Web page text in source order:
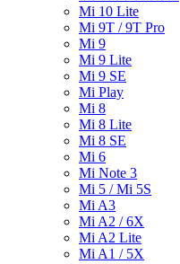
Mi 10 Lite
Mi 9T / 9T Pro
Mi 9
Mi 9 Lite
Mi 9 SE
Mi Play
Mi 8
Mi 8 Lite
Mi 8 SE
Mi 6
Mi Note 3
Mi 5 / Mi 5S
Mi A3
Mi A2 / 6X
Mi A2 Lite
Mi A1 / 5X